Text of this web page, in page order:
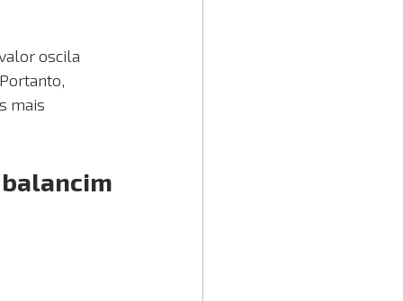
oscila
mais